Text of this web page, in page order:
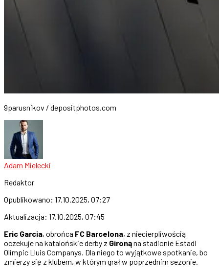
9parusnikov / depositphotos.com
Adam Mielecki
Redaktor
Opublikowano: 17.10.2025, 07:27
Aktualizacja: 17.10.2025, 07:45
Eric Garcia, obrońca FC Barcelona, z niecierpliwością
oczekuje na katalońskie derby z Gironąna stadionie Estadi
Olimpic Lluis Companys. Dla niego to wyjątkowe spotkanie, bo
zmierzy się z klubem, w którym grał w poprzednim sezonie.